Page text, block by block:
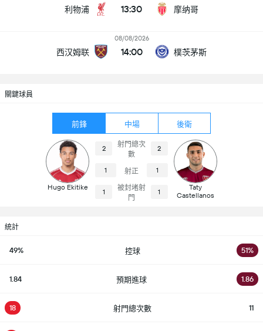
利物浦 13:30 摩纳哥
西汉姆联
08/08/2026
14:00 樸茨茅斯
關鍵球員
前鋒 中場 後衛
Hugo Ekitike
2
射門總次
數
2
1 射正 1
1
被封堵射
門
1
Taty
Castellanos
統計
49% 控球 51%
1.84 預期進球 1.86
18 射門總次數 11